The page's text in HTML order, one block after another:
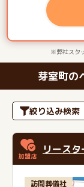
※弊社スタ
芽室町の
絞り込み検索
リース
訪問葬儀社